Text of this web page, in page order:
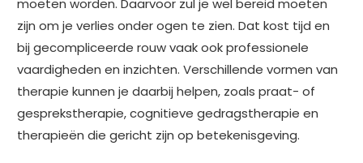
zijn om je verlies onder ogen te zien. Dat kost tijd en
bij gecompliceerde rouw vaak ook professionele
vaardigheden en inzichten. Verschillende vormen van
therapie kunnen je daarbij helpen, zoals praat- of
gesprekstherapie, cognitieve gedragstherapie en
therapieën die gericht zijn op betekenisgeving.